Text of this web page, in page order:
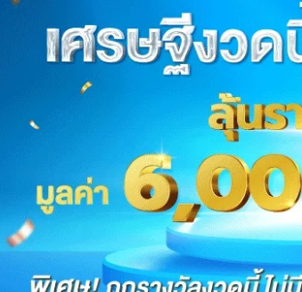
พระพาย รมิดา สละโสด! วิวาห์หรูลูกชายเนวิน